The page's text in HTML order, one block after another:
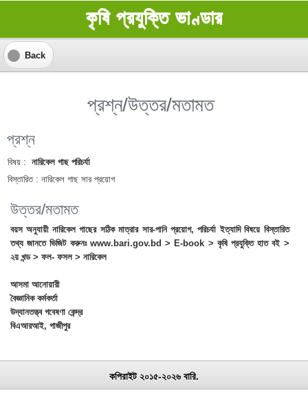
কৃষি প্রযুক্তি ভাণ্ডার
Back
প্রশ্ন/উত্তর/মতামত
প্রশ্ন
বিষয় :
নারিকেল গাছ পরিচর্যা
বিস্তারিত : নারিকেল গাছ সার প্রয়োগ
উত্তর/মতামত
বয়স অনুযায়ী নারিকেল গাছের সঠিক মাত্রার সার-পানি প্রয়োগ, পরিচর্যা ইত্যাদি বিষয়ে বিস্তারিত
তথ্য জানতে ভিজিট করুনঃ www.bari.gov.bd > E-book > কৃষি প্রযুক্তি হাত বই >
২য় খন্ড > ফল- ফসল > নারিকেল
আসমা আনোয়ারী
বৈজ্ঞানিক কর্মকর্তা
উদ্যানতত্ত্ব গবেষণা কেন্দ্র
বিএআরআই, গাজীপুর
কপিরাইট ২০১৫-২০২৬ বারি.